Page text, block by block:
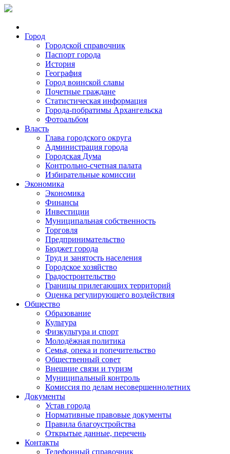
Город
Городской справочник
Паспорт города
История
География
Город воинской славы
Почетные граждане
Статистическая информация
Города-побратимы Архангельска
Фотоальбом
Власть
Глава городского округа
Администрация города
Городская Дума
Контрольно-счетная палата
Избирательные комиссии
Экономика
Экономика
Финансы
Инвестиции
Муниципальная собственность
Торговля
Предпринимательство
Бюджет города
Труд и занятость населения
Городское хозяйство
Градостроительство
Границы прилегающих территорий
Оценка регулирующего воздействия
Общество
Образование
Культура
Физкультура и спорт
Молодёжная политика
Семья, опека и попечительство
Общественный совет
Внешние связи и туризм
Муниципальный контроль
Комиссия по делам несовершеннолетних
Документы
Устав города
Нормативные правовые документы
Правила благоустройства
Открытые данные, перечень
Контакты
Телефонный справочник